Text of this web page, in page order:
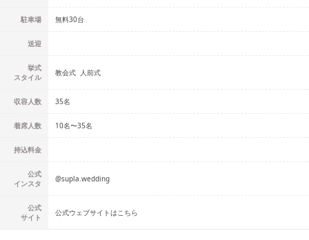
駐車場 無料30台
送迎
挙式
スタイル
教会式 人前式
収容人数 35名
着席人数 10名〜35名
持込料金
公式
インスタ
@supla.wedding
公式
サイト
公式ウェブサイトはこちら